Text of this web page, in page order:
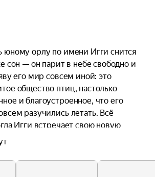
юному орлу по имени Игги снится
сон — он парит в небе свободно и
его мир совсем иной: это
общество птиц, настолько
и благоустроенное, что его
разучились летать. Всё
Игги встречает свою новую
Ив, без ума влюблённую в
смелость взглянуть в глаза